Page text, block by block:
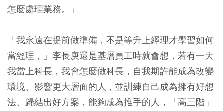
怎麼處理業務。」
「我永遠在提前做準備，不是等升上經理才學習如何
當經理，」李長庚還是基層員工時就會想，若有一天
我當上科長，我會怎麼做科長，自我期許能成為改變
環境、影響更大層面的人，並訓練自己成為擁有好想
法、歸結出好方案，能夠成為推手的人，「高三階」